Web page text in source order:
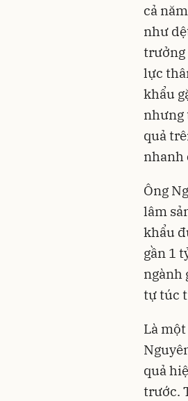
cả
như
trưởng
lực
khẩu
nhưng
quả
nhanh
Ông
lâm
khẩu
gần 1
ngành
tự túc
Là
quả
trước.